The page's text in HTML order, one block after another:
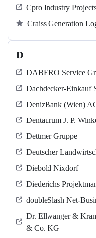
Cpro Industry
Craiss Generation
D
DABERO Service
Dachdecker-Einkauf
DenizBank (Wien)
Dentaurum J. P.
Dettmer Gruppe
Deutscher
Diebold Nixdorf
Diederichs
doubleSlash Net-
Dr. Ellwanger &
& Co. KG